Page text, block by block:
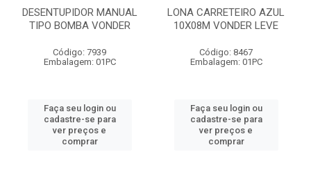
DESENTUPIDOR MANUAL
TIPO BOMBA VONDER
Código: 7939
Embalagem: 01PC
Faça seu login ou
cadastre-se para
ver preços e
comprar
LONA CARRETEIRO AZUL
10X08M VONDER LEVE
Código: 8467
Embalagem: 01PC
Faça seu login ou
cadastre-se para
ver preços e
comprar